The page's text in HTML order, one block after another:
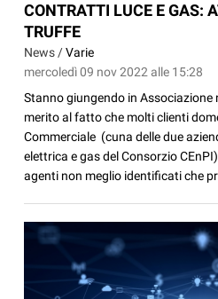
CONTRATTI LUCE E GAS:
TRUFFE
News /Varie
mercoledì 09 nov 2022 alle 15:28
Stanno giungendo in Associazione
merito al fatto che molti clienti
Commerciale (cuna delle due
elettrica e gas del Consorzio
agenti non meglio identificati che